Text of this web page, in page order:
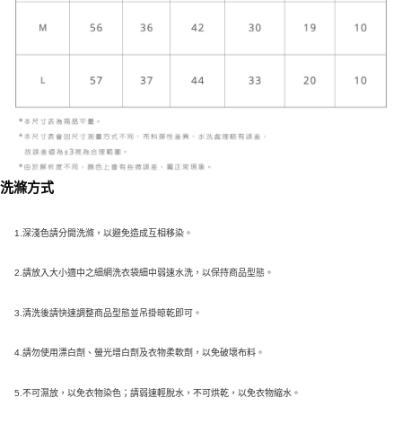
洗滌方式
1.深淺色請分開洗滌，以避免造成互相移染。
2.請放入大小適中之細網洗衣袋細中弱速水洗，以保持商品型態。
3.清洗後請快速調整商品型態並吊掛晾乾即可。
4.請勿使用漂白劑、螢光增白劑及衣物柔軟劑，以免破壞布料。
5.不可濕放，以免衣物染色；請弱速輕脫水，不可烘乾，以免衣物縮水。